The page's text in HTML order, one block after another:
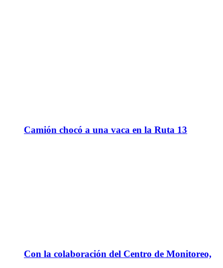
Camión chocó a una vaca en la Ruta 13
Con la colaboración del Centro de Monitoreo,